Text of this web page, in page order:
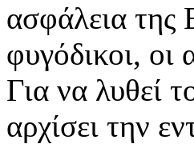
ασφάλεια της
φυγόδικοι,
Για να λυθεί
αρχίσει την